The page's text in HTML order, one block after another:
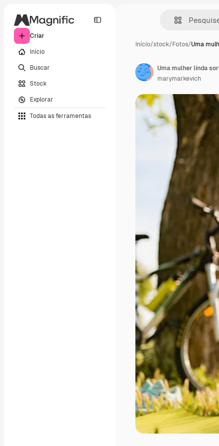
Criar
Início
Buscar
Stock
Explorar
Todas as ferramentas
Início/stock/Fotos/Uma
marymarkevich